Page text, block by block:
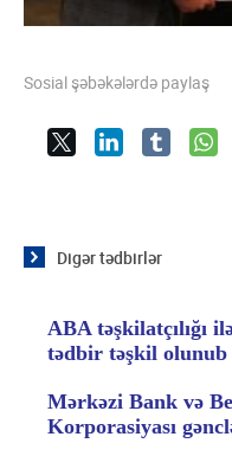
Sosial şəbəkələrdə paylaş
Digər tədbirlər
ABA təşkilatçılığı
tədbir təşkil olunub
Mərkəzi Bank və
Korporasiyası